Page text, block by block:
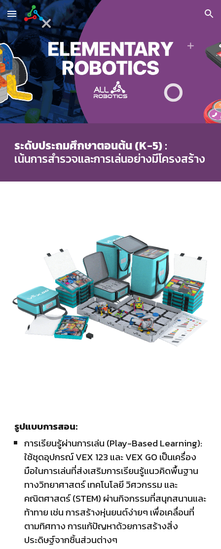
Skip to main content Skip to navigation
ระดับประถมศึกษาตอนต้น (K-5) :
เน้นการสำรวจและการเล่นอย่างมีโครงสร้าง
รูปแบบการสอน:
การเรียนรู้ผ่านการเล่น (Play-Based Learning):
ใช้ชุดอุปกรณ์ VEX 123 และ VEX GO เป็นเครื่อง
มือในการเล่นที่ส่งเสริมการเรียนรู้แนวคิดพื้นฐาน
ทางวิทยาศาสตร์ เทคโนโลยี วิศวกรรม และ
คณิตศาสตร์ (STEM) ผ่านกิจกรรมที่สนุกสนานและ
ท้าทาย เช่น การสร้างหุ่นยนต์ง่ายๆ เพื่อเคลื่อนที่
ตามทิศทาง การแก้ปัญหาด้วยการสร้างสิ่ง
ประดิษฐ์จากชิ้นส่วนต่างๆ